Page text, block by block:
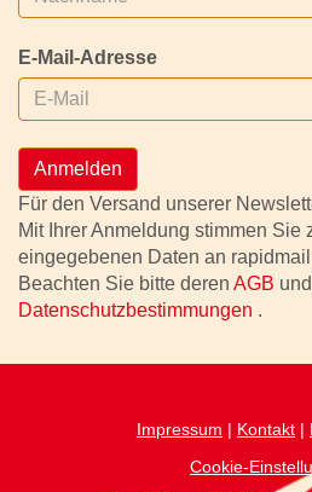
E-Mail-Adresse
Anmelden
Für den Versand unserer
Mit Ihrer Anmeldung stimmen Sie
eingegebenen Daten an
Beachten Sie bitte deren AGB und
Datenschutzbestimmungen .
Impressum | Kontakt |
Cookie-